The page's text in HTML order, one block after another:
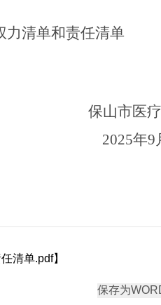
力清单和责任清单
保山市医
2025年9
清单.pdf】